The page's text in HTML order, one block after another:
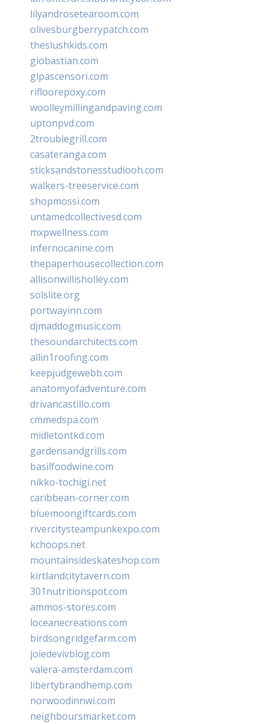
lilyandrosetearoom.com
olivesburgberrypatch.com
theslushkids.com
giobastian.com
glpascensori.com
rifloorepoxy.com
woolleymillingandpaving.com
uptonpvd.com
2troublegrill.com
casateranga.com
sticksandstonesstudiooh.com
walkers-treeservice.com
shopmossi.com
untamedcollectivesd.com
mxpwellness.com
infernocanine.com
thepaperhousecollection.com
allisonwillisholley.com
solslite.org
portwayinn.com
djmaddogmusic.com
thesoundarchitects.com
allin1roofing.com
keepjudgewebb.com
anatomyofadventure.com
drivancastillo.com
cmmedspa.com
midletontkd.com
gardensandgrills.com
basilfoodwine.com
nikko-tochigi.net
caribbean-corner.com
bluemoongiftcards.com
rivercitysteampunkexpo.com
kchoops.net
mountainsideskateshop.com
kirtlandcitytavern.com
301nutritionspot.com
ammos-stores.com
loceanecreations.com
birdsongridgefarm.com
joiedevivblog.com
valera-amsterdam.com
libertybrandhemp.com
norwoodinnwi.com
neighboursmarket.com